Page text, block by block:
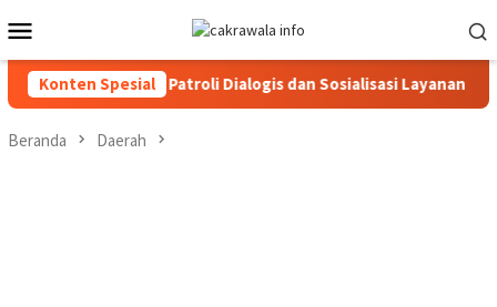
ke
kontenMobile
Konten Spesial
Gencarkan Patroli Dialogis dan Sosialisasi Layanan 110
Beranda Daerah